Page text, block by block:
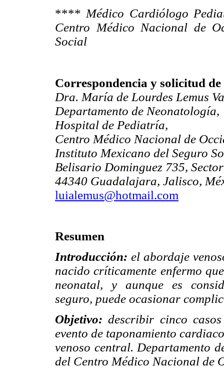
**** Médico Cardiólogo
Centro Médico Nacional de
Social
Correspondencia y solicitud
Dra. María de Lourdes Lemus
Departamento de Neonatología,
Hospital de Pediatría,
Centro Médico Nacional de
Instituto Mexicano del Seguro
Belisario Dominguez 735,
44340 Guadalajara, Jalisco,
luialemus@hotmail.com
Resumen
Introducción:el abordaje
nacido críticamente enfermo
neonatal, y aunque es
seguro, puede ocasionar
Objetivo:describir cinco
evento de taponamiento
venoso central. Departamento
del Centro Médico Nacional de